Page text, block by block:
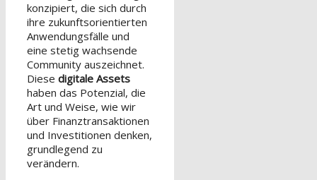
konzipiert, die sich durch
ihre zukunftsorientierten
Anwendungsfälle und
eine stetig wachsende
Community auszeichnet.
Diese digitale Assets
haben das Potenzial, die
Art und Weise, wie wir
über Finanztransaktionen
und Investitionen denken,
grundlegend zu
verändern.